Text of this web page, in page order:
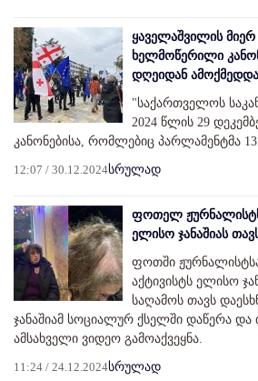
ყაველაშვილის მიერ
ხელმოწერილი
დღეიდან ამოქმედდა
"საქართველოს
2024 წლის 29
კანონებისა, რომლებიც პარლამენტმა
12:07 / 30.12.2024სრულად
ფოთელ
ელისო ჯანაშიას
ფოთში
აქტივისტს ელისო
საღამოს თავს
ჯანაშიამ სოციალურ ქსელში დაწერა და
ამსახველი ვიდეო გამოაქვეყნა.
11:24 / 24.12.2024სრულად